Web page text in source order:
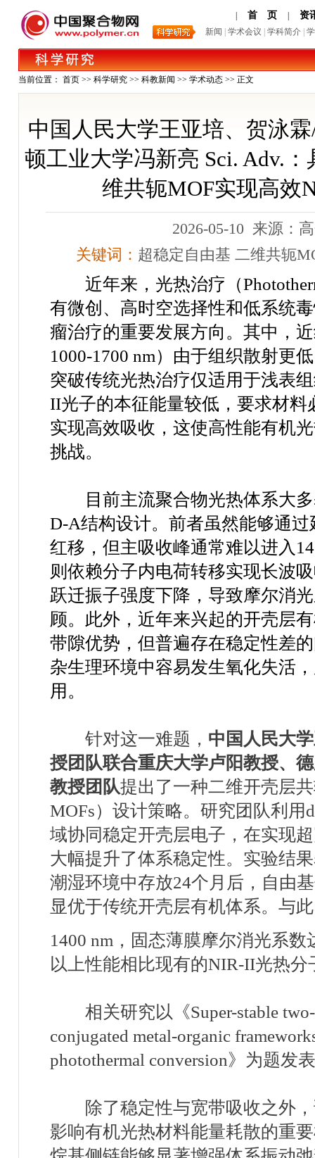
首 页 资
新闻 学术会议 学科简介
当前位置： 首页 >> 科学研究 >> 科教新闻 >> 学术动态 >> 正文
中国人民大学王亚培、贺泳
顿工业大学冯新亮 Sci. Adv.
维共轭MOF实现高效
2026-05-10 来源：
关键词： 超稳定自由基 二维共轭
近年来，光热治疗（
有微创、高时空选择性和低系统
瘤治疗的重要发展方向。其中，
1000-1700 nm）由于组织散射更
突破传统光热治疗仅适用于浅表
II光子的本征能量较低，要求材
实现高效吸收，这使高性能有机
挑战。
目前主流聚合物光热体系大多
D-A结构设计。前者虽然能够通
红移，但主吸收峰通常难以进入
则依赖分子内电荷转移实现长波
跃迁振子强度下降，导致摩尔消
顾。此外，近年来兴起的开壳层
带隙优势，但普遍存在稳定性差
杂生理环境中容易发生氧化失活
用。
针对这一难题， 中国人民大
授团队联合重庆大学卢阳教授、
教授团队提出了一种二维开壳层
MOFs）设计策略。研究团队利用
域协同稳定开壳层电子，在实现
大幅提升了体系稳定性。实验结
潮湿环境中存放24个月后，自由
显优于传统开壳层有机体系。与
1400 nm ，固态薄膜摩尔消光系数
以上性能相比现有的NIR-II光热分
相关研究以 《Super-stable
conjugated metal-organic
photothermal conversion》 为题发
除了稳定性与宽带吸收之外，
影响有机光热材料能量耗散的重